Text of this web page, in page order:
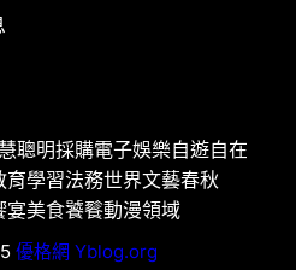
聰明採購電子娛樂自遊自在
育學習法務世界文藝春秋
宴美食饕餮動漫領域
優格網 Yblog.org